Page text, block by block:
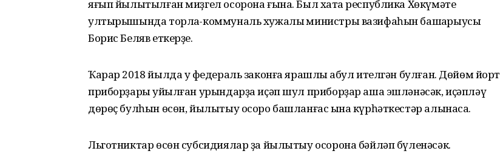
яғып йылытылған миҙгел осорона ғына. Был хаҡта республика Хөкүмәте
ултырышында торлаҡ-коммуналь хужалыҡ министры вазифаһын башҡарыусы
Борис Беляв еткерҙе.
Ҡарар 2018 йылда уҡ федераль законға ярашлы ҡабул ителгән булған. Дөйөм йорт
приборҙары ҡуйылған урындарҙа иҫәп шул приборҙар аша эшләнәсәк, иҫәпләү
дөрөҫ булһын өсөн, йылытыу осоро башланғас ҡына күрһәткестәр алынасаҡ.
Льготниктар өсөн субсидиялар ҙа йылытыу осорона бәйләп бүленәсәк.